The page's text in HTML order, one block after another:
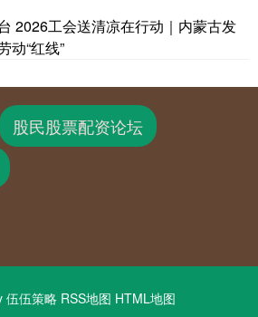
2026工会送清凉在行动｜内蒙古发
动“红线”
股民股票配资论坛
伍伍策略 RSS地图 HTML地图